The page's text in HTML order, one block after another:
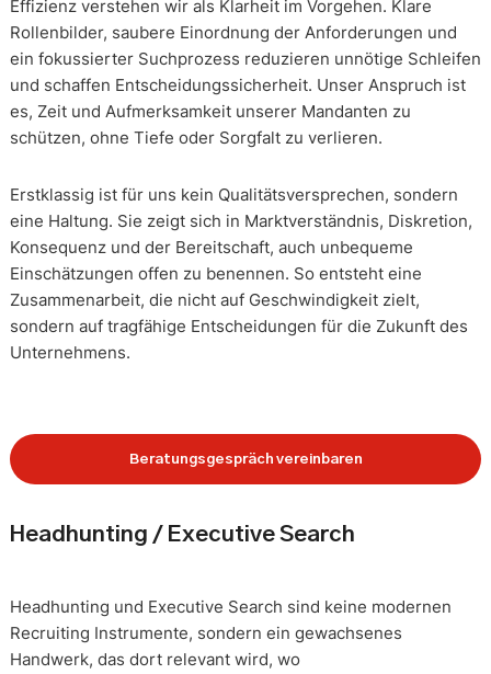
Effizienz verstehen wir als Klarheit im Vorgehen. Klare
Rollenbilder, saubere Einordnung der Anforderungen und
ein fokussierter Suchprozess reduzieren unnötige Schleifen
und schaffen Entscheidungssicherheit. Unser Anspruch ist
es, Zeit und Aufmerksamkeit unserer Mandanten zu
schützen, ohne Tiefe oder Sorgfalt zu verlieren.
Erstklassig ist für uns kein Qualitätsversprechen, sondern
eine Haltung. Sie zeigt sich in Marktverständnis, Diskretion,
Konsequenz und der Bereitschaft, auch unbequeme
Einschätzungen offen zu benennen. So entsteht eine
Zusammenarbeit, die nicht auf Geschwindigkeit zielt,
sondern auf tragfähige Entscheidungen für die Zukunft des
Unternehmens.
Beratungsgespräch vereinbaren
Headhunting / Executive Search
Headhunting und Executive Search sind keine modernen
Recruiting Instrumente, sondern ein gewachsenes
Handwerk, das dort relevant wird, wo